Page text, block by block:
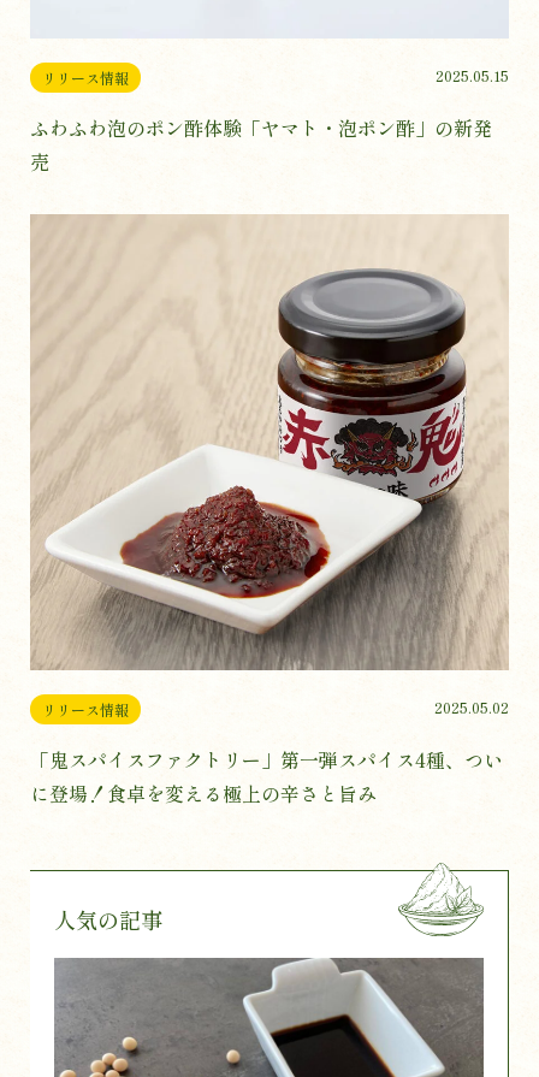
リリース情報 2025.05.15
ふわふわ泡のポン酢体験「ヤマト・泡ポン酢」の新発
売
リリース情報 2025.05.02
「鬼スパイスファクトリー」第一弾スパイス4種、つい
に登場！食卓を変える極上の辛さと旨み
人気の記事